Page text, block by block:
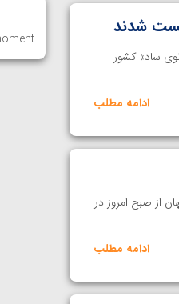
شدند
در شهر «نوی ساد» کشور
ادامه مطلب
فرنگی زیر 23 سال قهرمانی جهان از صبح امروز در
ادامه مطلب